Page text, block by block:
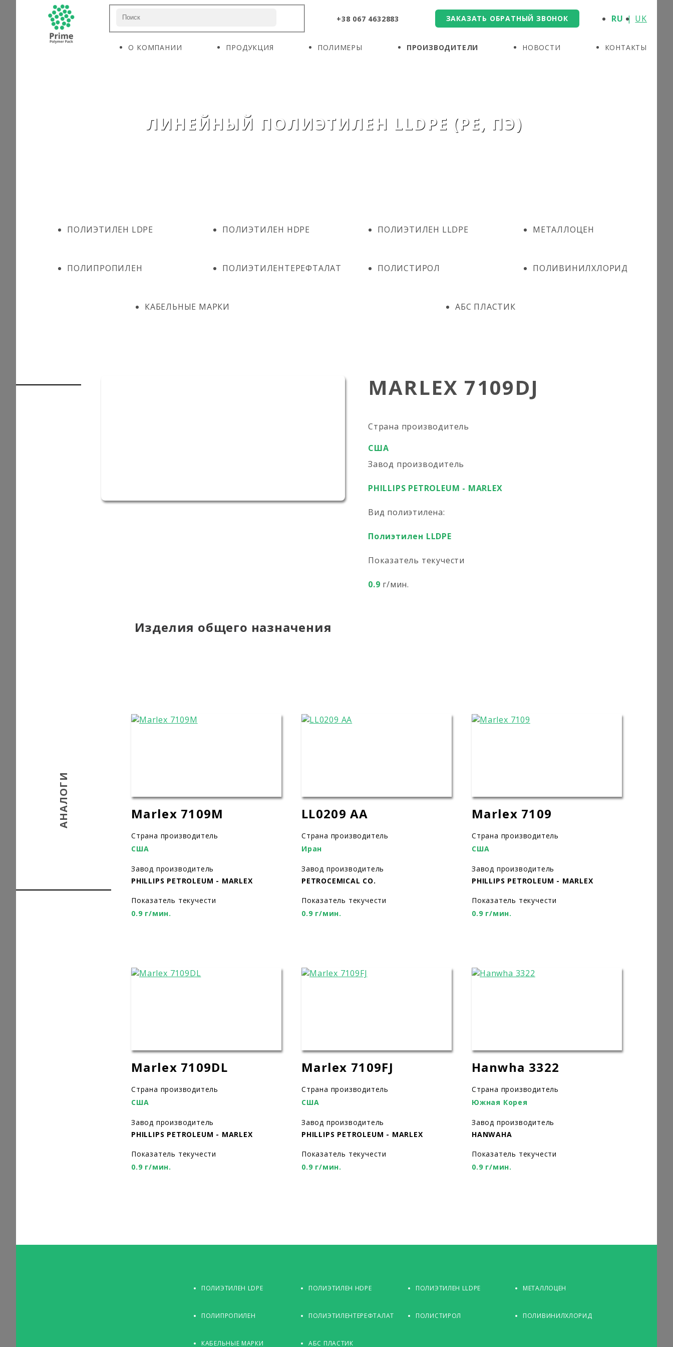
+38 067 4632883 ЗАКАЗАТЬ ОБРАТНЫЙ ЗВОНОК RU UK
О КОМПАНИИ ПРОДУКЦИЯ ПОЛИМЕРЫ ПРОИЗВОДИТЕЛИ НОВОСТИ КОНТАКТЫ
ЛИНЕЙНЫЙ ПОЛИЭТИЛЕН LLDPE (PE, ПЭ)
ПОЛИЭТИЛЕН LDPE ПОЛИЭТИЛЕН HDPE ПОЛИЭТИЛЕН LLDPE МЕТАЛЛОЦЕН
ПОЛИПРОПИЛЕН ПОЛИЭТИЛЕНТЕРЕФТАЛАТ ПОЛИСТИРОЛ ПОЛИВИНИЛХЛОРИД
КАБЕЛЬНЫЕ МАРКИ АБС ПЛАСТИК
MARLEX 7109DJ
Страна производитель
США
Завод производитель
PHILLIPS PETROLEUM - MARLEX
Вид полиэтилена:
Полиэтилен LLDPE
Показатель текучести
0.9 г/мин.
Изделия общего назначения
АНАЛОГИ Marlex 7109M
Страна производитель
США
Завод производитель
PHILLIPS PETROLEUM - MARLEX
Показатель текучести
0.9 г/мин.
LL0209 AA
Страна производитель
Иран
Завод производитель
PETROCEMICAL CO.
Показатель текучести
0.9 г/мин.
Marlex 7109
Страна производитель
США
Завод производитель
PHILLIPS PETROLEUM - MARLEX
Показатель текучести
0.9 г/мин.
Marlex 7109DL
Страна производитель
США
Завод производитель
PHILLIPS PETROLEUM - MARLEX
Показатель текучести
0.9 г/мин.
Marlex 7109FJ
Страна производитель
США
Завод производитель
PHILLIPS PETROLEUM - MARLEX
Показатель текучести
0.9 г/мин.
Hanwha 3322
Страна производитель
Южная Корея
Завод производитель
HANWAHA
Показатель текучести
0.9 г/мин.
ПОЛИЭТИЛЕН LDPE ПОЛИЭТИЛЕН HDPE ПОЛИЭТИЛЕН LLDPE МЕТАЛЛОЦЕН
ПОЛИПРОПИЛЕН ПОЛИЭТИЛЕНТЕРЕФТАЛАТ ПОЛИСТИРОЛ ПОЛИВИНИЛХЛОРИД
КАБЕЛЬНЫЕ МАРКИ АБС ПЛАСТИК
О КОМПАНИИ
ПРОИЗВОДИТЕЛИ